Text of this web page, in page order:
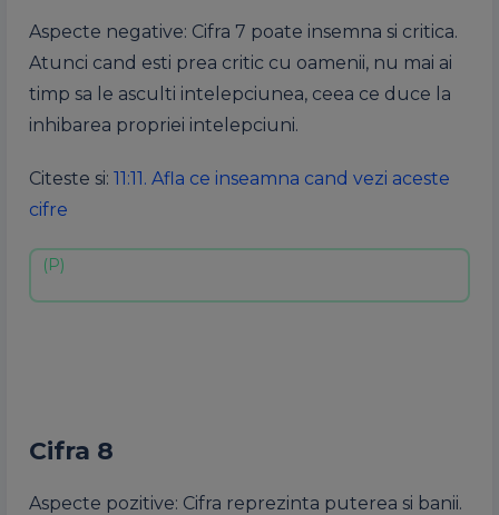
Aspecte negative: Cifra 7 poate insemna si critica.
Atunci cand esti prea critic cu oamenii, nu mai ai
timp sa le asculti intelepciunea, ceea ce duce la
inhibarea propriei intelepciuni.
Citeste si: 11:11. Afla ce inseamna cand vezi aceste
cifre
Cifra 8
Aspecte pozitive: Cifra reprezinta puterea si banii.